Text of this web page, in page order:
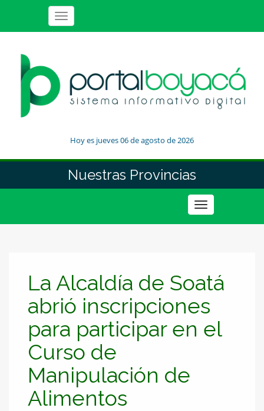
Toggle
navigation
Hoy es jueves 06 de agosto de 2026
Nuestras Provincias
Toggle
La Alcaldía de Soatá
abrió inscripciones
para participar en el
Curso de
Manipulación de
Alimentos